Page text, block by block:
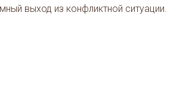
выход из конфликтной ситуации.